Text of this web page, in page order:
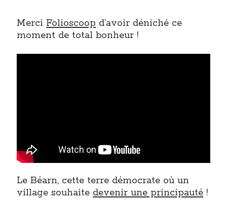
Merci Folioscoop d’avoir déniché ce
moment de total bonheur !
Le Béarn, cette terre démocrate où un
village souhaite devenir une principauté !